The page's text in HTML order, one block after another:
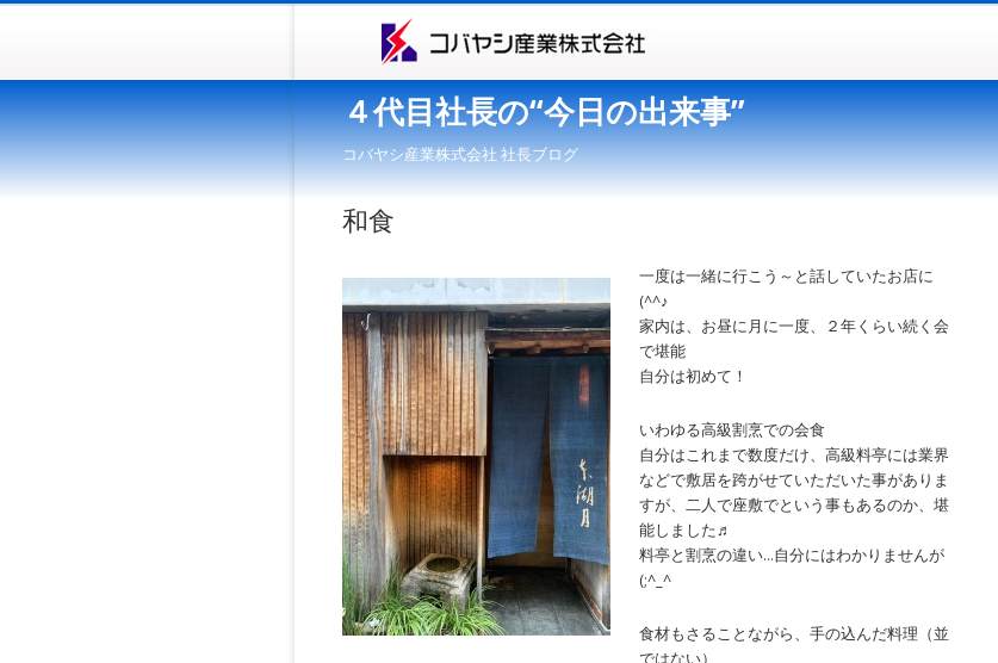
４代目社長の“今日の出来事”
コバヤシ産業株式会社 社長ブログ
和食
一度は一緒に行こう～と話していたお店に
(^^♪
家内は、お昼に月に一度、２年くらい続く会
で堪能
自分は初めて！
いわゆる高級割烹での会食
自分はこれまで数度だけ、高級料亭には業界
などで敷居を跨がせていただいた事がありま
すが、二人で座敷でという事もあるのか、堪
能しました♬
料亭と割烹の違い…自分にはわかりませんが
(;^_^
食材もさることながら、手の込んだ料理（並
ではない）